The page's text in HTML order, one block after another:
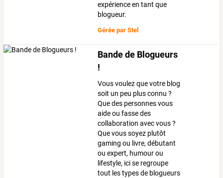
expérience en tant que
blogueur.
Gérée parStel
Bande de Blogueurs
!
Vous voulez que votre blog
soit un peu plus connu ?
Que des personnes vous
aide ou fasse des
collaboration avec vous ?
Que vous soyez plutôt
gaming ou livre, débutant
ou expert, humour ou
lifestyle, ici se regroupe
tout les types de blogueurs